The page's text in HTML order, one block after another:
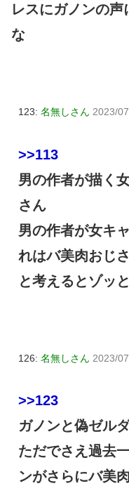
レスにガノンの
な
123: 名無しさん 2023/
>>113
男の作者が描く
さん
男の作者が女キ
れはバ美肉おじ
と考えるとゾッ
126: 名無しさん 2023/
>>123
ガノンと偽ゼル
ただでさえ過去
ンがさらにバ美